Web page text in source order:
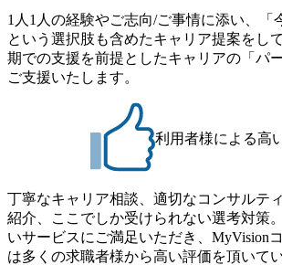
サルティング経験5年以上 ● 戦略コンサル
学卒業に限る ・以下のいずれかの実務
- MBB及び戦略ファームでのコンサルテ
上 - BIG4のStrategy部門におけるコンサ
プし、バイタリティーを持ってチャレン
コンサル業界やクライアント動向を把握
や自社への提案などに積極的に関わることが
ケジューリング(優先順位付け含む)など、
クスキルが習得できている方
の上参加者を決定させていただきます。
● 当日の流れ 受付 → 会社説明会 → 面接(
後、随時ご案内) ※全てリモートにて実
される方に個別に当日の面接案内をお送
通常の選考フローと異なり、事前に適性
だきます。 ● 詳細 デジタルイノベーショ
ションサーチになります。 ご経験やスキ
志向性に合わせて、以下のいずれかの役
きます。 ※本求人はレバテック株式会社
す。 ＜ITコンサルタント＞ Webアプリケ
の領域において、大手・ベンチャー・ス
に対する課題解決支援を行います。 直近
模基幹システムにおける最上流のPoC(概
1人1人の経験やご志向/ご事情に添い、「
という選択肢も含めたキャリア提案をし
期での支援を前提としたキャリアの「パ
ご支援いたします。
利用者様による高
丁寧なキャリア相談、適切なコンサルテ
紹介、ここでしか受けられない選考対策
いサービスにご満足いただき、MyVision
は多くの求職者様から高い評価を頂いてい